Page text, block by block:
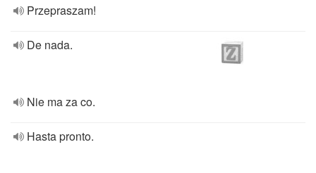
Przepraszam!
De nada.
Nie ma za co.
Hasta pronto.